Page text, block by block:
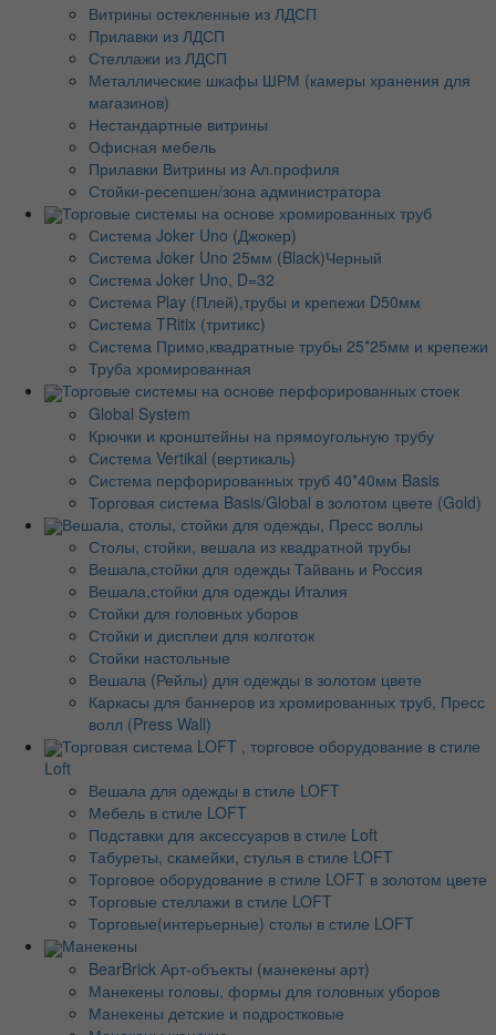
Витрины остекленные из ЛДСП
Прилавки из ЛДСП
Стеллажи из ЛДСП
Металлические шкафы ШРМ (камеры хранения для
магазинов)
Нестандартные витрины
Офисная мебель
Прилавки Витрины из Ал.профиля
Стойки-ресепшен/зона администратора
Торговые системы на основе хромированных труб
Система Joker Uno (Джокер)
Система Joker Uno 25мм (Black)Черный
Система Joker Uno, D=32
Система Play (Плей),трубы и крепежи D50мм
Система TRitix (тритикс)
Система Примо,квадратные трубы 25*25мм и крепежи
Труба хромированная
Торговые системы на основе перфорированных стоек
Global System
Крючки и кронштейны на прямоугольную трубу
Система Vertikal (вертикаль)
Система перфорированных труб 40*40мм Basis
Торговая система Basis/Global в золотом цвете (Gold)
Вешала, столы, стойки для одежды, Пресс воллы
Столы, стойки, вешала из квадратной трубы
Вешала,стойки для одежды Тайвань и Россия
Вешала,стойки для одежды Италия
Стойки для головных уборов
Стойки и дисплеи для колготок
Стойки настольные
Вешала (Рейлы) для одежды в золотом цвете
Каркасы для баннеров из хромированных труб, Пресс
волл (Press Wall)
Торговая система LOFT , торговое оборудование в стиле
Loft
Вешала для одежды в стиле LOFT
Мебель в стиле LOFT
Подставки для аксессуаров в стиле Loft
Табуреты, скамейки, стулья в стиле LOFT
Торговое оборудование в стиле LOFT в золотом цвете
Торговые стеллажи в стиле LOFT
Торговые(интерьерные) столы в стиле LOFT
Манекены
BearBrick Арт-объекты (манекены арт)
Манекены головы, формы для головных уборов
Манекены детские и подростковые